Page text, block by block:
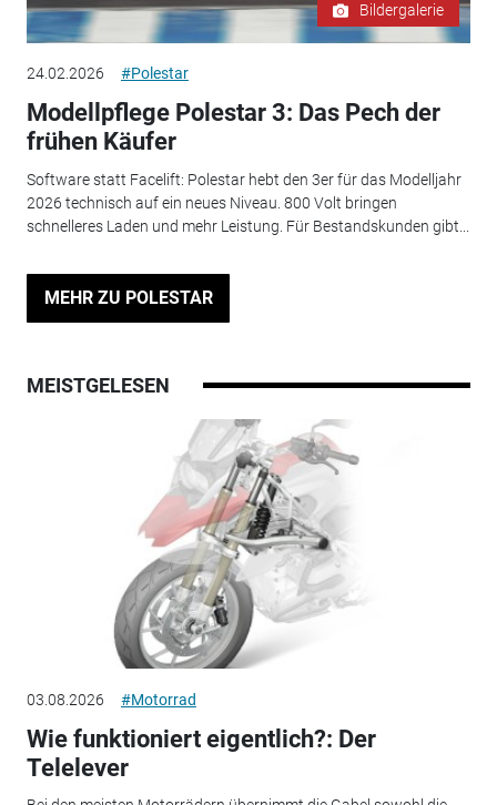
Bildergalerie
24.02.2026 #Polestar
Modellpflege Polestar 3: Das Pech der
frühen Käufer
Software statt Facelift: Polestar hebt den 3er für das Modelljahr
2026 technisch auf ein neues Niveau. 800 Volt bringen
schnelleres Laden und mehr Leistung. Für Bestandskunden gibt...
MEHR ZU POLESTAR
MEISTGELESEN
03.08.2026 #Motorrad
Wie funktioniert eigentlich?: Der
Telelever